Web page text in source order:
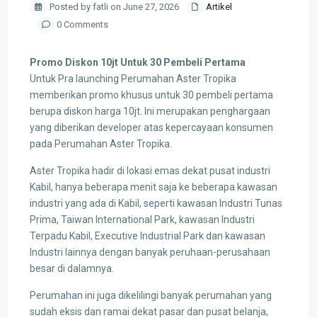
Posted by fatli on June 27, 2026
Artikel
0 Comments
Promo Diskon 10jt Untuk 30 Pembeli Pertama
Untuk Pra launching Perumahan Aster Tropika
memberikan promo khusus untuk 30 pembeli pertama
berupa diskon harga 10jt. Ini merupakan penghargaan
yang diberikan developer atas kepercayaan konsumen
pada Perumahan Aster Tropika.
Aster Tropika hadir di lokasi emas dekat pusat industri
Kabil, hanya beberapa menit saja ke beberapa kawasan
industri yang ada di Kabil, seperti kawasan Industri Tunas
Prima, Taiwan International Park, kawasan Industri
Terpadu Kabil, Executive Industrial Park dan kawasan
Industri lainnya dengan banyak peruhaan-perusahaan
besar di dalamnya.
Perumahan ini juga dikelilingi banyak perumahan yang
sudah eksis dan ramai dekat pasar dan pusat belanja,